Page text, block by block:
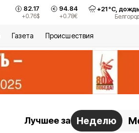
82.17
+0.76$
94.84
+0.78€
+21°С, дождь
Белгород
Газета Происшествия
Лучшее за Неделю